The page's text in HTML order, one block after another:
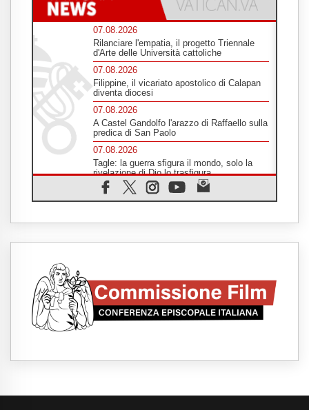
07.08.2026
Rilanciare l'empatia, il progetto Triennale
d'Arte delle Università cattoliche
07.08.2026
Filippine, il vicariato apostolico di Calapan
diventa diocesi
07.08.2026
A Castel Gandolfo l'arazzo di Raffaello sulla
predica di San Paolo
07.08.2026
Tagle: la guerra sfigura il mondo, solo la
rivelazione di Dio lo trasfigura
07.08.2026
Il Papa in Francia, quattro giorni intensi tra
SIGNIS 2026, dare voce alle religiose
Honduras, gli sfollati invisibili di una crisi
dimenticata
07.08.2026
Italia, Antigone: carceri al limite della
Parolin conclude il viaggio in Messico: "La